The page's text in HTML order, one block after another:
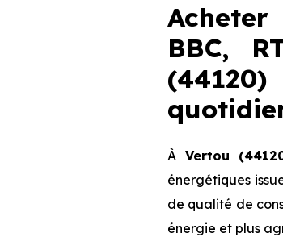
BBC,
À Vertou
énergétiques
de qualité de
énergie et plus